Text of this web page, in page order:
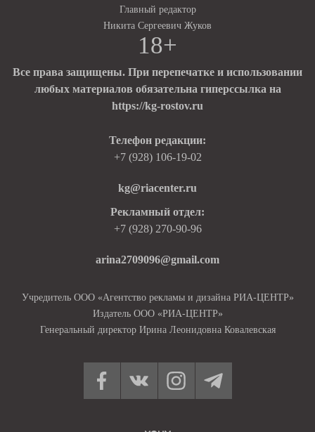
Главный редактор
Никита Сергеевич Жуков
18+
Все права защищены. При перепечатке и использовании
любых материалов обязательна гиперссылка на
https://kg-rostov.ru
Телефон редакции:
+7 (928) 106-19-02
kg@riacenter.ru
Рекламный отдел:
+7 (928) 270-90-96
arina2709096@gmail.com
Учредитель ООО «Агентство рекламы и дизайна РИА-ЦЕНТР»
Издатель ООО «РИА-ЦЕНТР»
Генеральный директор Ирина Леонидовна Ковалевская